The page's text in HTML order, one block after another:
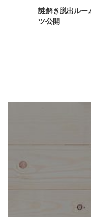
謎解き脱出ルー
ツ公開